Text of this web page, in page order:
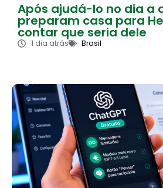
Após ajudá-lo no dia a
preparam casa para
contar que seria dele
1 dia atrás Brasil